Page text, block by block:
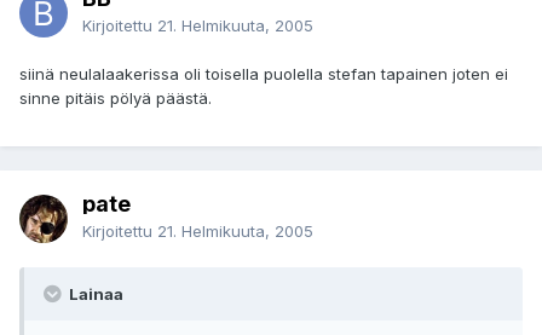
Kirjoitettu 21. Helmikuuta, 2005
siinä neulalaakerissa oli toisella puolella stefan tapainen joten ei
sinne pitäis pölyä päästä.
pate
Kirjoitettu 21. Helmikuuta, 2005
Lainaa